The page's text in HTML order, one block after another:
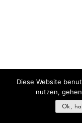
Diese Website
nutzen,
Ok,